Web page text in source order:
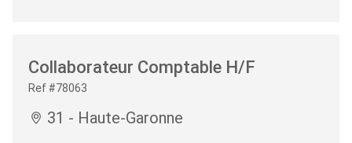
Collaborateur Comptable H/F
Ref #78063
31 - Haute-Garonne